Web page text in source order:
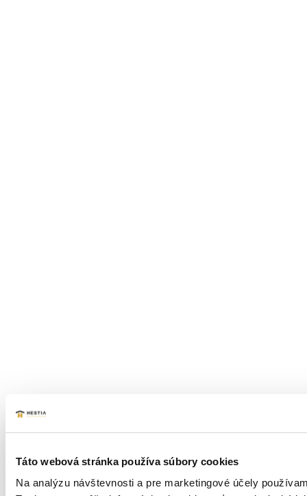
Táto webová stránka používa súbory cookies
Na analýzu návštevnosti a pre marketingové účely